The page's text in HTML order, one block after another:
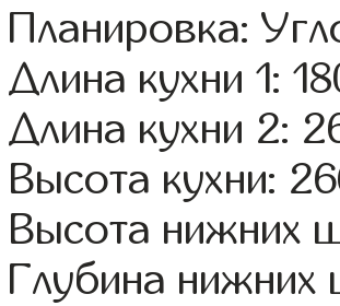
Планировка:
Длина кухни 1:
Длина кухни 2:
Высота кухни:
Высота нижних
Глубина